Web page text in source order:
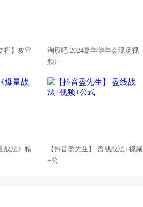
栏】攻守
淘股吧 2024嘉年华年会现场视
频汇
战法》精
【抖音盈先生】 盈线战法+视频
+公